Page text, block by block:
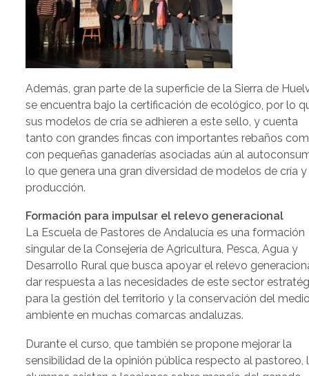
Además, gran parte de la superficie de la Sierra de
se encuentra bajo la certificación de ecológico, por lo
sus modelos de cría se adhieren a este sello, y cuenta
tanto con grandes fincas con importantes rebaños
con pequeñas ganaderías asociadas aún al
lo que genera una gran diversidad de modelos de cría y
producción.
Formación para impulsar el relevo generacional
La Escuela de Pastores de Andalucía es una formación
singular de la Consejería de Agricultura, Pesca, Agua y
Desarrollo Rural que busca apoyar el relevo
dar respuesta a las necesidades de este sector
para la gestión del territorio y la conservación del
ambiente en muchas comarcas andaluzas.
Durante el curso, que también se propone mejorar la
sensibilidad de la opinión pública respecto al pastoreo,